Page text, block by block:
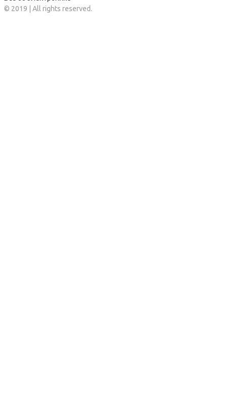
© 2019 | All rights reserved.